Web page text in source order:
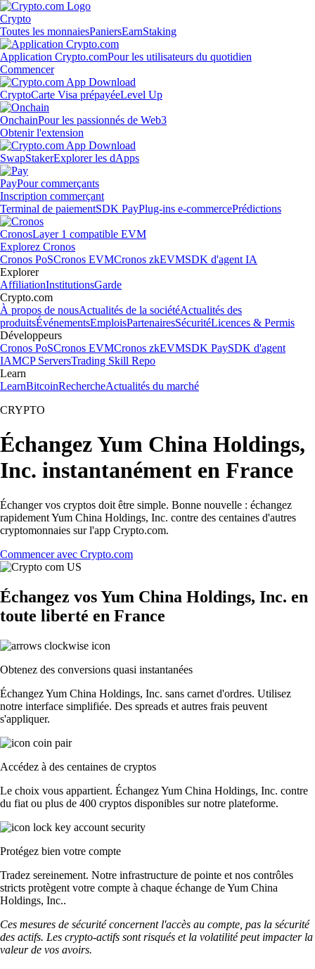
Crypto
Toutes les monnaiesPaniersEarnStaking
Application Crypto.comPour les utilisateurs du quotidien
Commencer
CryptoCarte Visa prépayéeLevel Up
OnchainPour les passionnés de Web3
Obtenir l'extension
SwapStakerExplorer les dApps
PayPour commerçants
Inscription commerçant
Terminal de paiementSDK PayPlug-ins e-commercePrédictions
CronosLayer 1 compatible EVM
Explorez Cronos
Cronos PoSCronos EVMCronos zkEVMSDK d'agent IA
Explorer
AffiliationInstitutionsGarde
Crypto.com
À propos de nousActualités de la sociétéActualités des
produitsÉvénementsEmploisPartenairesSécuritéLicences & Permis
Développeurs
Cronos PoSCronos EVMCronos zkEVMSDK PaySDK d'agent
IAMCP ServersTrading Skill Repo
Learn
LearnBitcoinRechercheActualités du marché
CRYPTO
Échangez Yum China Holdings,
Inc. instantanément en France
Échanger vos cryptos doit être simple. Bonne nouvelle : échangez
rapidement Yum China Holdings, Inc. contre des centaines d'autres
cryptomonnaies sur l'app Crypto.com.
Commencer avec Crypto.com
Échangez vos Yum China Holdings, Inc. en
toute liberté en France
Obtenez des conversions quasi instantanées
Échangez Yum China Holdings, Inc. sans carnet d'ordres. Utilisez
notre interface simplifiée. Des spreads et autres frais peuvent
s'appliquer.
Accédez à des centaines de cryptos
Le choix vous appartient. Échangez Yum China Holdings, Inc. contre
du fiat ou plus de 400 cryptos disponibles sur notre plateforme.
Protégez bien votre compte
Tradez sereinement. Notre infrastructure de pointe et nos contrôles
stricts protègent votre compte à chaque échange de Yum China
Holdings, Inc..
Ces mesures de sécurité concernent l'accès au compte, pas la sécurité
des actifs. Les crypto-actifs sont risqués et la volatilité peut impacter la
valeur de vos avoirs.